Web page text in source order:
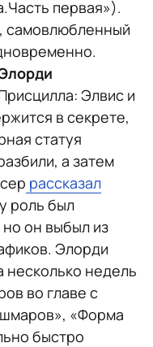
первая»).
самовлюбленный
Элвис и
в секрете,
статуя
а затем
рассказал
роль был
он выбыл из
Элорди
несколько недель
во главе с
«Форма
быстро